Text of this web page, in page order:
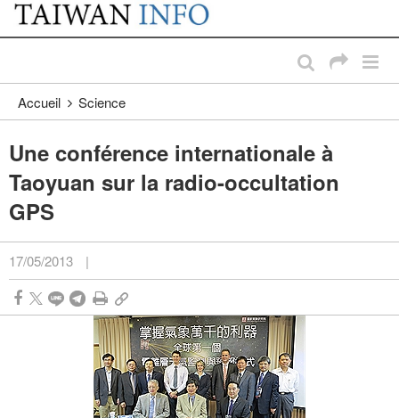
Passer au contenu principal
:::
Accueil Science
Une conférence internationale à
Taoyuan sur la radio-occultation
GPS
17/05/2013 |